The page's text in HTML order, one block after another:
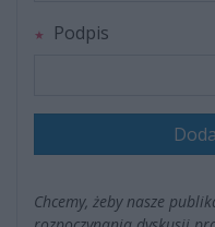
Podpis
Chcemy, żeby nasze